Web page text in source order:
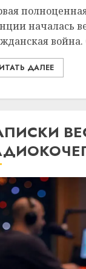
началась
ДАЛЕЕ